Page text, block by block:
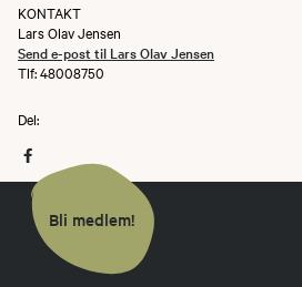
KONTAKT
Lars Olav Jensen
Send e-post til Lars Olav Jensen
Tlf: 48008750
Del:
Bli medlem!